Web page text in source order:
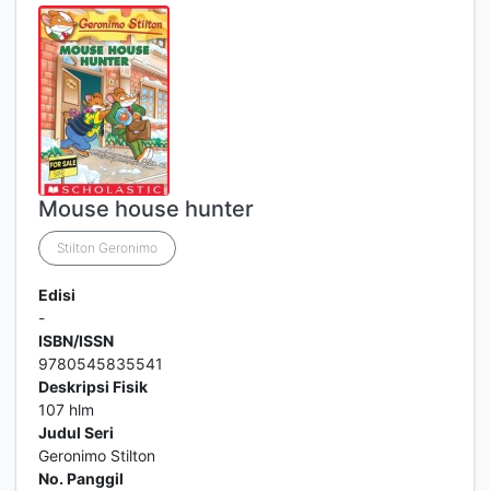
Mouse house hunter
Stilton Geronimo
Edisi
-
ISBN/ISSN
9780545835541
Deskripsi Fisik
107 hlm
Judul Seri
Geronimo Stilton
No. Panggil